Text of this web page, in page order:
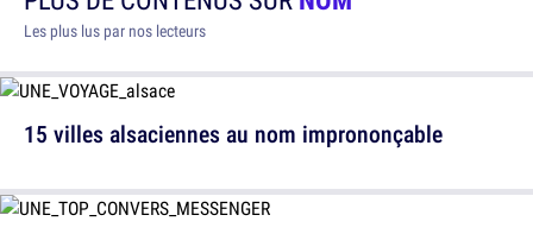
Les plus lus par nos lecteurs
15 villes alsaciennes au nom imprononçable